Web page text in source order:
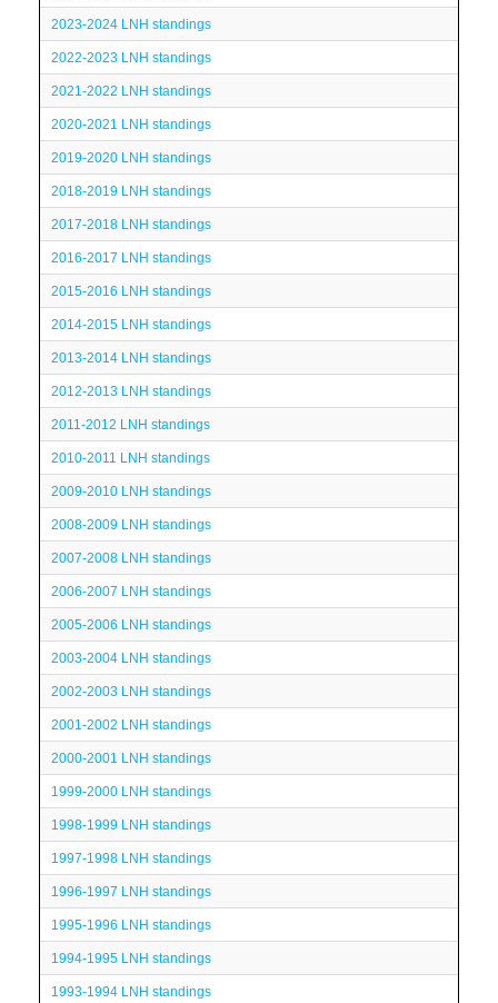
2023-2024 LNH standings
2022-2023 LNH standings
2021-2022 LNH standings
2020-2021 LNH standings
2019-2020 LNH standings
2018-2019 LNH standings
2017-2018 LNH standings
2016-2017 LNH standings
2015-2016 LNH standings
2014-2015 LNH standings
2013-2014 LNH standings
2012-2013 LNH standings
2011-2012 LNH standings
2010-2011 LNH standings
2009-2010 LNH standings
2008-2009 LNH standings
2007-2008 LNH standings
2006-2007 LNH standings
2005-2006 LNH standings
2003-2004 LNH standings
2002-2003 LNH standings
2001-2002 LNH standings
2000-2001 LNH standings
1999-2000 LNH standings
1998-1999 LNH standings
1997-1998 LNH standings
1996-1997 LNH standings
1995-1996 LNH standings
1994-1995 LNH standings
1993-1994 LNH standings